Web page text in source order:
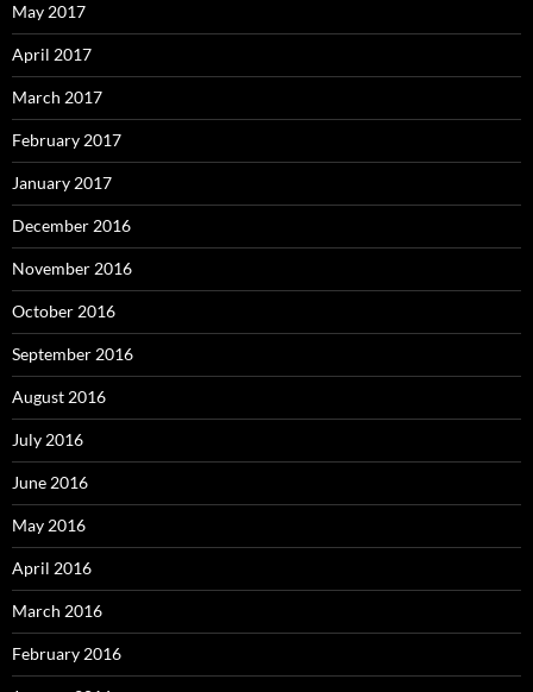
May 2017
April 2017
March 2017
February 2017
January 2017
December 2016
November 2016
October 2016
September 2016
August 2016
July 2016
June 2016
May 2016
April 2016
March 2016
February 2016